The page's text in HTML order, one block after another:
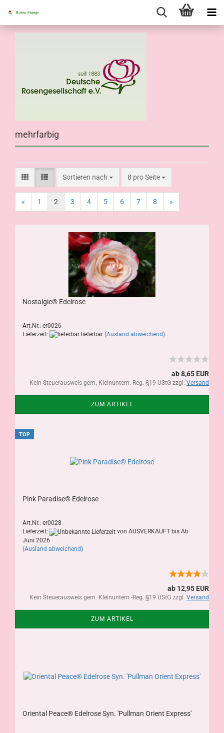
mehrfarbig
Sortieren nach 8 pro Seite
« 1 2 3 4 5 6 7 8 »
Nostalgie® Edelrose
Art.Nr.: er0026
Lieferzeit:
lieferbar (Ausland abweichend)
ab 8,65 EUR
Kein Steuerausweis gem. Kleinuntern.-Reg. §19 UStG zzgl. Versand
ZUM ARTIKEL
TOP
Pink Paradise® Edelrose
Art.Nr.: er0028
Lieferzeit:
von AUSVERKAUFT bis Ab
Juni 2026
(Ausland abweichend)
ab 12,95 EUR
Kein Steuerausweis gem. Kleinuntern.-Reg. §19 UStG zzgl. Versand
ZUM ARTIKEL
Oriental Peace® Edelrose Syn. 'Pullman Orient Express'